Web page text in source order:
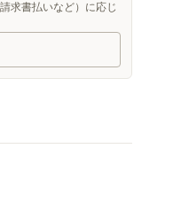
求書払いなど）に応じ